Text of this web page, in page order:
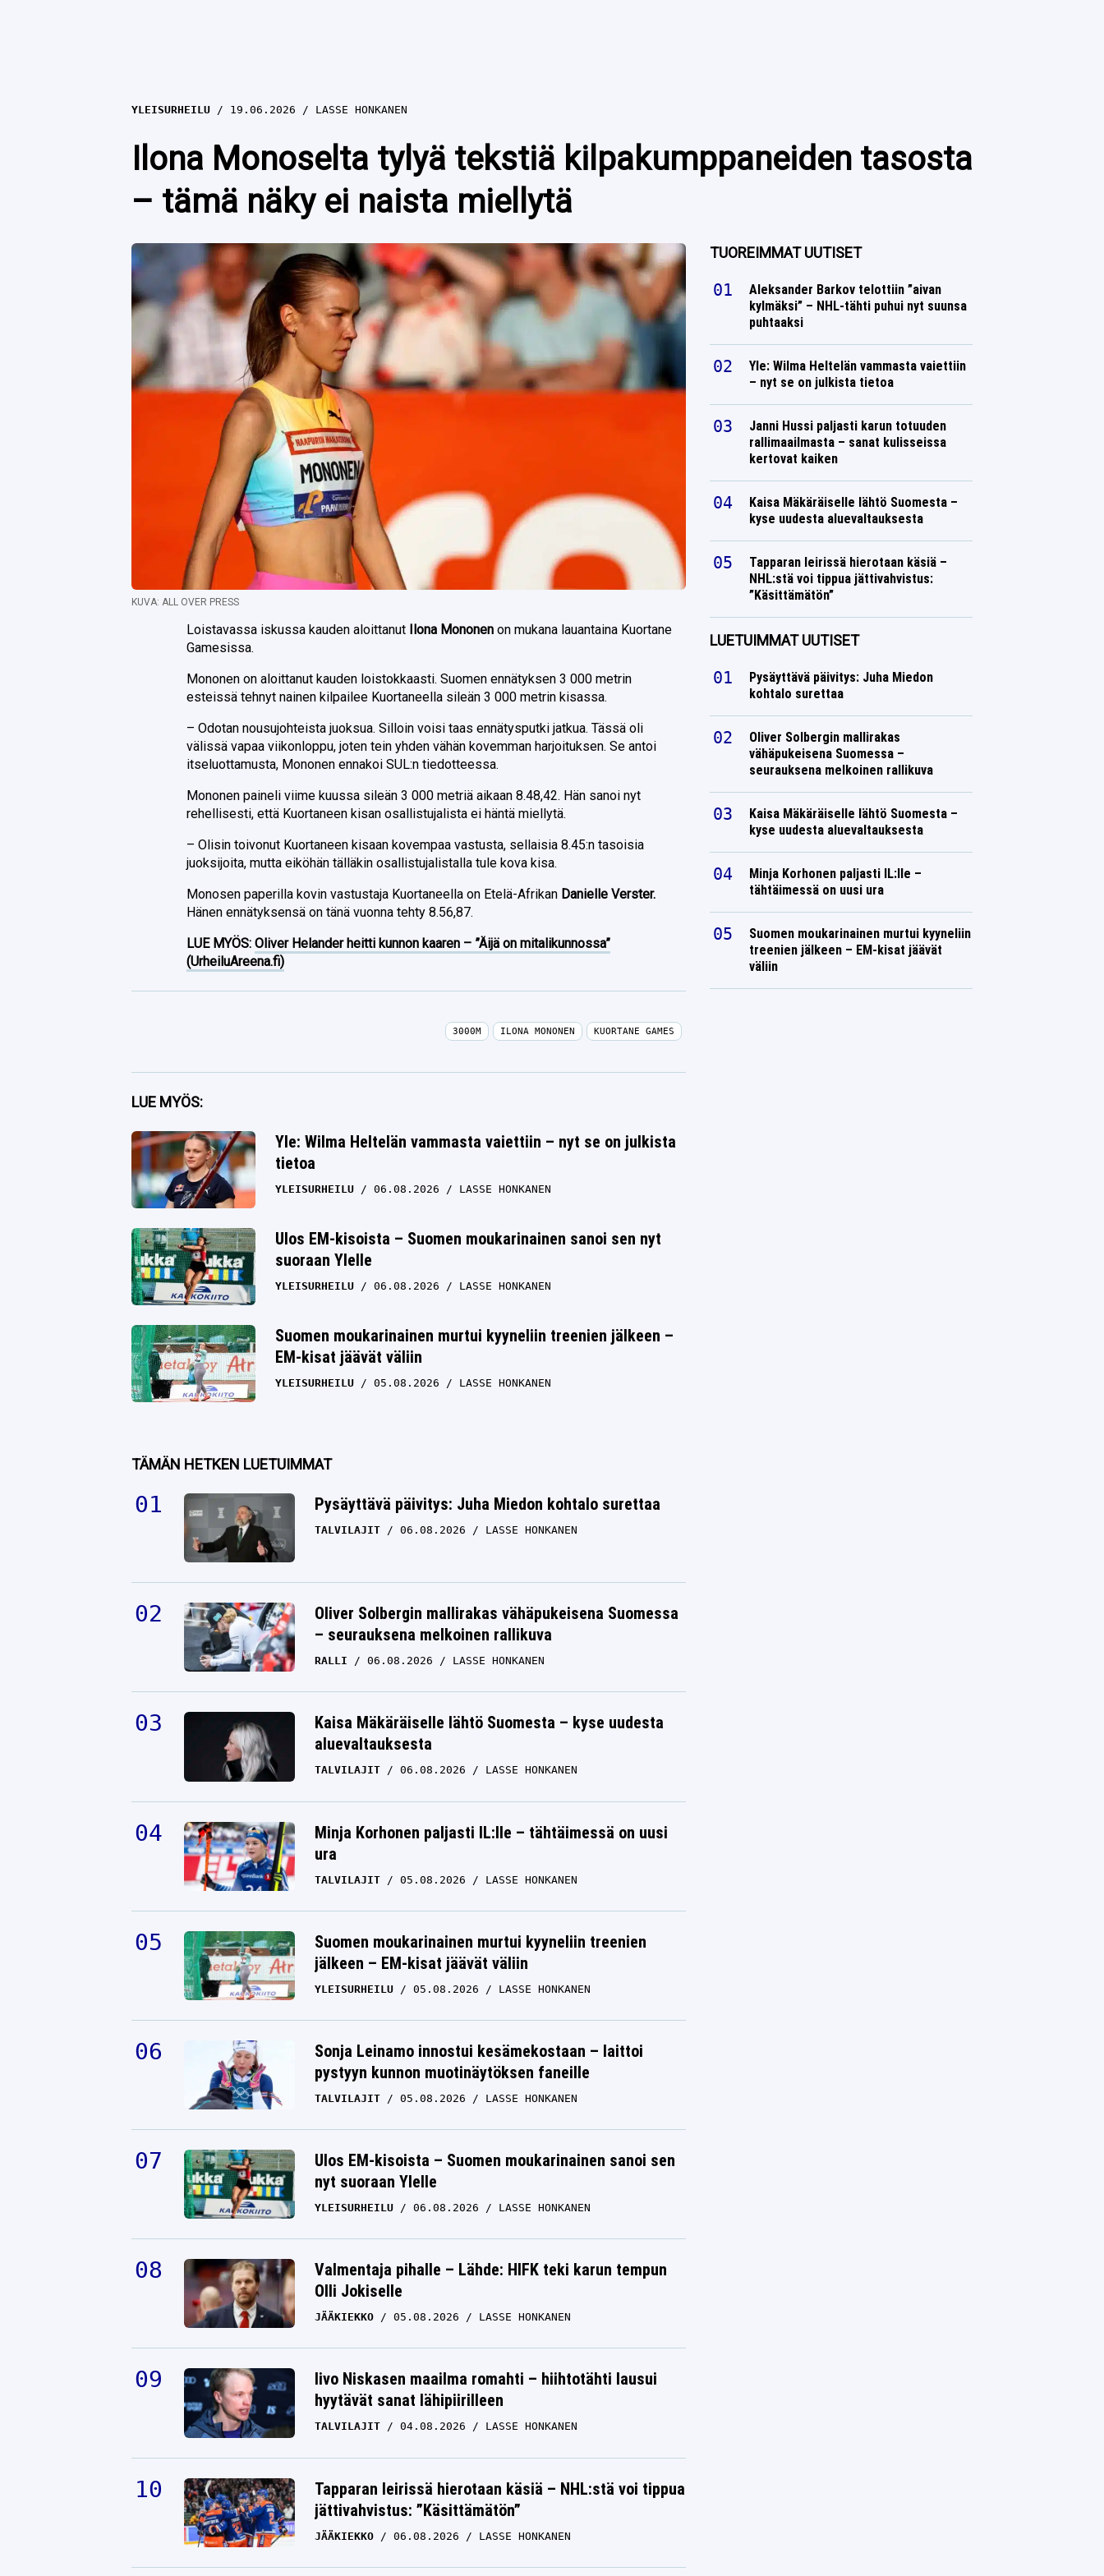
YLEISURHEILU 19.06.2026 LASSE HONKANEN
Ilona Monoselta tylyä tekstiä kilpakumppaneiden tasosta
– tämä näky ei naista miellytä
KUVA: ALL OVER PRESS
Loistavassa iskussa kauden aloittanut Ilona Mononen on mukana lauantaina Kuortane
Gamesissa.
Mononen on aloittanut kauden loistokkaasti. Suomen ennätyksen 3 000 metrin
esteissä tehnyt nainen kilpailee Kuortaneella sileän 3 000 metrin kisassa.
– Odotan nousujohteista juoksua. Silloin voisi taas ennätysputki jatkua. Tässä oli
välissä vapaa viikonloppu, joten tein yhden vähän kovemman harjoituksen. Se antoi
itseluottamusta, Mononen ennakoi SUL:n tiedotteessa.
Mononen paineli viime kuussa sileän 3 000 metriä aikaan 8.48,42. Hän sanoi nyt
rehellisesti, että Kuortaneen kisan osallistujalista ei häntä miellytä.
– Olisin toivonut Kuortaneen kisaan kovempaa vastusta, sellaisia 8.45:n tasoisia
juoksijoita, mutta eiköhän tälläkin osallistujalistalla tule kova kisa.
Monosen paperilla kovin vastustaja Kuortaneella on Etelä-Afrikan Danielle Verster.
Hänen ennätyksensä on tänä vuonna tehty 8.56,87.
LUE MYÖS:Oliver Helander heitti kunnon kaaren – ”Äijä on mitalikunnossa”
(UrheiluAreena.fi)
Facebook
Twitter
Whatsapp
3000M ILONA MONONEN KUORTANE GAMES
LUE MYÖS:
Yle: Wilma Heltelän vammasta vaiettiin – nyt se on julkista
tietoa
YLEISURHEILU 06.08.2026 LASSE HONKANEN
Ulos EM-kisoista – Suomen moukarinainen sanoi sen nyt
suoraan Ylelle
YLEISURHEILU 06.08.2026 LASSE HONKANEN
Suomen moukarinainen murtui kyyneliin treenien jälkeen –
EM-kisat jäävät väliin
YLEISURHEILU 05.08.2026 LASSE HONKANEN
TÄMÄN HETKEN LUETUIMMAT
Pysäyttävä päivitys: Juha Miedon kohtalo surettaa
TALVILAJIT 06.08.2026 LASSE HONKANEN
Oliver Solbergin mallirakas vähäpukeisena Suomessa
– seurauksena melkoinen rallikuva
RALLI 06.08.2026 LASSE HONKANEN
Kaisa Mäkäräiselle lähtö Suomesta – kyse uudesta
aluevaltauksesta
TALVILAJIT 06.08.2026 LASSE HONKANEN
Minja Korhonen paljasti IL:lle – tähtäimessä on uusi
ura
TALVILAJIT 05.08.2026 LASSE HONKANEN
Suomen moukarinainen murtui kyyneliin treenien
jälkeen – EM-kisat jäävät väliin
YLEISURHEILU 05.08.2026 LASSE HONKANEN
Sonja Leinamo innostui kesämekostaan – laittoi
pystyyn kunnon muotinäytöksen faneille
TALVILAJIT 05.08.2026 LASSE HONKANEN
Ulos EM-kisoista – Suomen moukarinainen sanoi sen
nyt suoraan Ylelle
YLEISURHEILU 06.08.2026 LASSE HONKANEN
Valmentaja pihalle – Lähde: HIFK teki karun tempun
Olli Jokiselle
JÄÄKIEKKO 05.08.2026 LASSE HONKANEN
Iivo Niskasen maailma romahti – hiihtotähti lausui
hyytävät sanat lähipiirilleen
TALVILAJIT 04.08.2026 LASSE HONKANEN
Tapparan leirissä hierotaan käsiä – NHL:stä voi tippua
jättivahvistus: ”Käsittämätön”
JÄÄKIEKKO 06.08.2026 LASSE HONKANEN
TUOREIMMAT UUTISET
Aleksander Barkov telottiin ”aivan
kylmäksi” – NHL-tähti puhui nyt suunsa
puhtaaksi
Yle: Wilma Heltelän vammasta vaiettiin
– nyt se on julkista tietoa
Janni Hussi paljasti karun totuuden
rallimaailmasta – sanat kulisseissa
kertovat kaiken
Kaisa Mäkäräiselle lähtö Suomesta –
kyse uudesta aluevaltauksesta
Tapparan leirissä hierotaan käsiä –
NHL:stä voi tippua jättivahvistus:
”Käsittämätön”
LUETUIMMAT UUTISET
Pysäyttävä päivitys: Juha Miedon
kohtalo surettaa
Oliver Solbergin mallirakas
vähäpukeisena Suomessa –
seurauksena melkoinen rallikuva
Kaisa Mäkäräiselle lähtö Suomesta –
kyse uudesta aluevaltauksesta
Minja Korhonen paljasti IL:lle –
tähtäimessä on uusi ura
Suomen moukarinainen murtui kyyneliin
treenien jälkeen – EM-kisat jäävät
väliin